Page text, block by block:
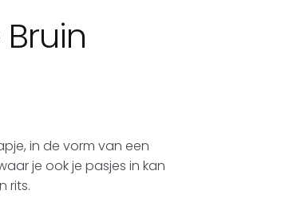
in de vorm van een
je ook je pasjes in kan
rits.